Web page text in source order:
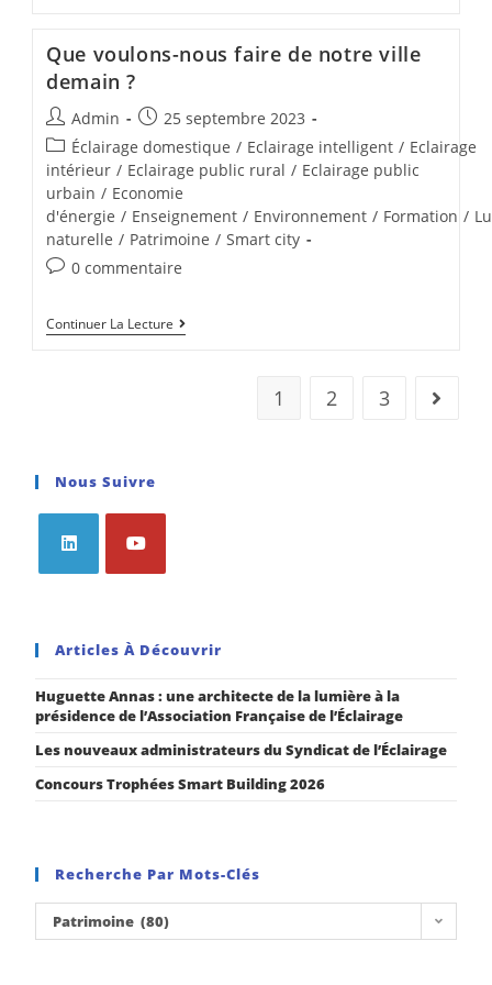
Que voulons-nous faire de notre ville
demain ?
Admin
25 septembre 2023
Éclairage domestique / Eclairage intelligent / Eclairage
intérieur / Eclairage public rural / Eclairage public
urbain / Economie
d'énergie / Enseignement / Environnement / Formation /
naturelle / Patrimoine / Smart city
0 commentaire
Continuer La Lecture
1 2 3
Nous Suivre
Articles À Découvrir
Huguette Annas : une architecte de la lumière à la
présidence de l’Association Française de l’Éclairage
Les nouveaux administrateurs du Syndicat de l’Éclairage
Concours Trophées Smart Building 2026
Recherche Par Mots-Clés
Patrimoine (80)